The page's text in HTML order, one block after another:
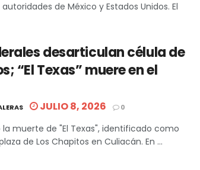
de México y Estados Unidos. El
desarticulan célula de
“El Texas” muere en el
JULIO 8, 2026 0
la muerte de "El Texas", identificado como
de Los Chapitos en Culiacán. En ...